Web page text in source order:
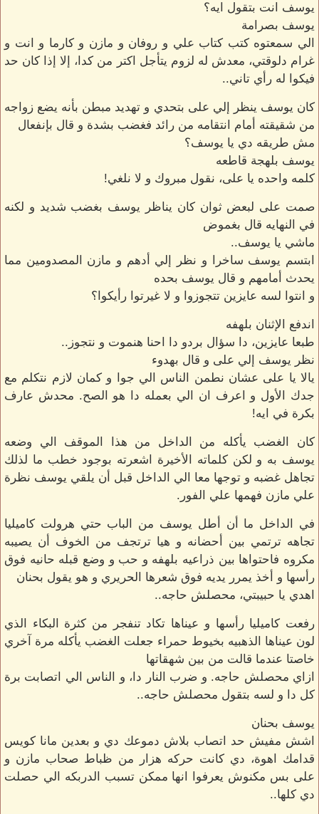
يوسف انت بتقول ايه؟
يوسف بصرامة
الي سمعتوه كتب كتاب علي و روفان و مازن و كارما و انت و
غرام دلوقتي، معدش له لزوم يتأجل اكتر من كدا، إلا إذا كان حد
فيكوا له رأي تاني..
كان يوسف ينظر إلي على بتحدي و تهديد مبطن بأنه يضع زواجه
من شقيقته أمام انتقامه من رائد فغضب بشدة و قال بإنفعال
مش طريقه دي يا يوسف؟
يوسف بلهجة قاطعه
كلمه واحده يا على، نقول مبروك و لا نلغي!
صمت على لبعض ثوان كان يناظر يوسف بغضب شديد و لكنه
في النهايه قال بغموض
ماشي يا يوسف..
ابتسم يوسف ساخرا و نظر إلي أدهم و مازن المصدومين مما
يحدث أمامهم و قال يوسف بحده
و انتوا لسه عايزين تتجوزوا و لا غيرتوا رأيكوا؟
اندفع الإثنان بلهفه
طبعا عايزين، دا سؤال بردو دا احنا هنموت و نتجوز..
نظر يوسف إلي على و قال بهدوء
يالا يا على عشان نطمن الناس الي جوا و كمان لازم نتكلم مع
جدك الأول و اعرف ان الي بعمله دا هو الصح. محدش عارف
بكرة في ايه!
كان الغضب يأكله من الداخل من هذا الموقف الي وضعه
يوسف به و لكن كلماته الأخيرة اشعرته بوجود خطب ما لذلك
تجاهل غضبه و توجها معا الي الداخل قبل أن يلقي يوسف نظرة
علي مازن فهمها علي الفور.
في الداخل ما أن أطل يوسف من الباب حتي هرولت كاميليا
تجاهه ترتمي بين أحضانه و هيا ترتجف من الخوف أن يصيبه
مكروه فاحتواها بين ذراعيه بلهفه و حب و وضع قبله حانيه فوق
رأسها و أخذ يمرر يديه فوق شعرها الحريري و هو يقول بحنان
اهدي يا حبيبتي، محصلش حاجه..
رفعت كاميليا رأسها و عيناها تكاد تنفجر من كثرة البكاء الذي
لون عيناها الذهبيه بخيوط حمراء جعلت الغضب يأكله مرة آخري
خاصتا عندما قالت من بين شهقاتها
ازاي محصلش حاجه. و ضرب النار دا، و الناس الي اتصابت برة
كل دا و لسه بتقول محصلش حاجه..
يوسف بحنان
اشش مفيش حد اتصاب بلاش دموعك دي و بعدين مانا كويس
قدامك اهوة، دي كانت حركه هزار من ظباط صحاب مازن و
على بس مكنوش يعرفوا انها ممكن تسبب الدربكه الي حصلت
دي كلها..